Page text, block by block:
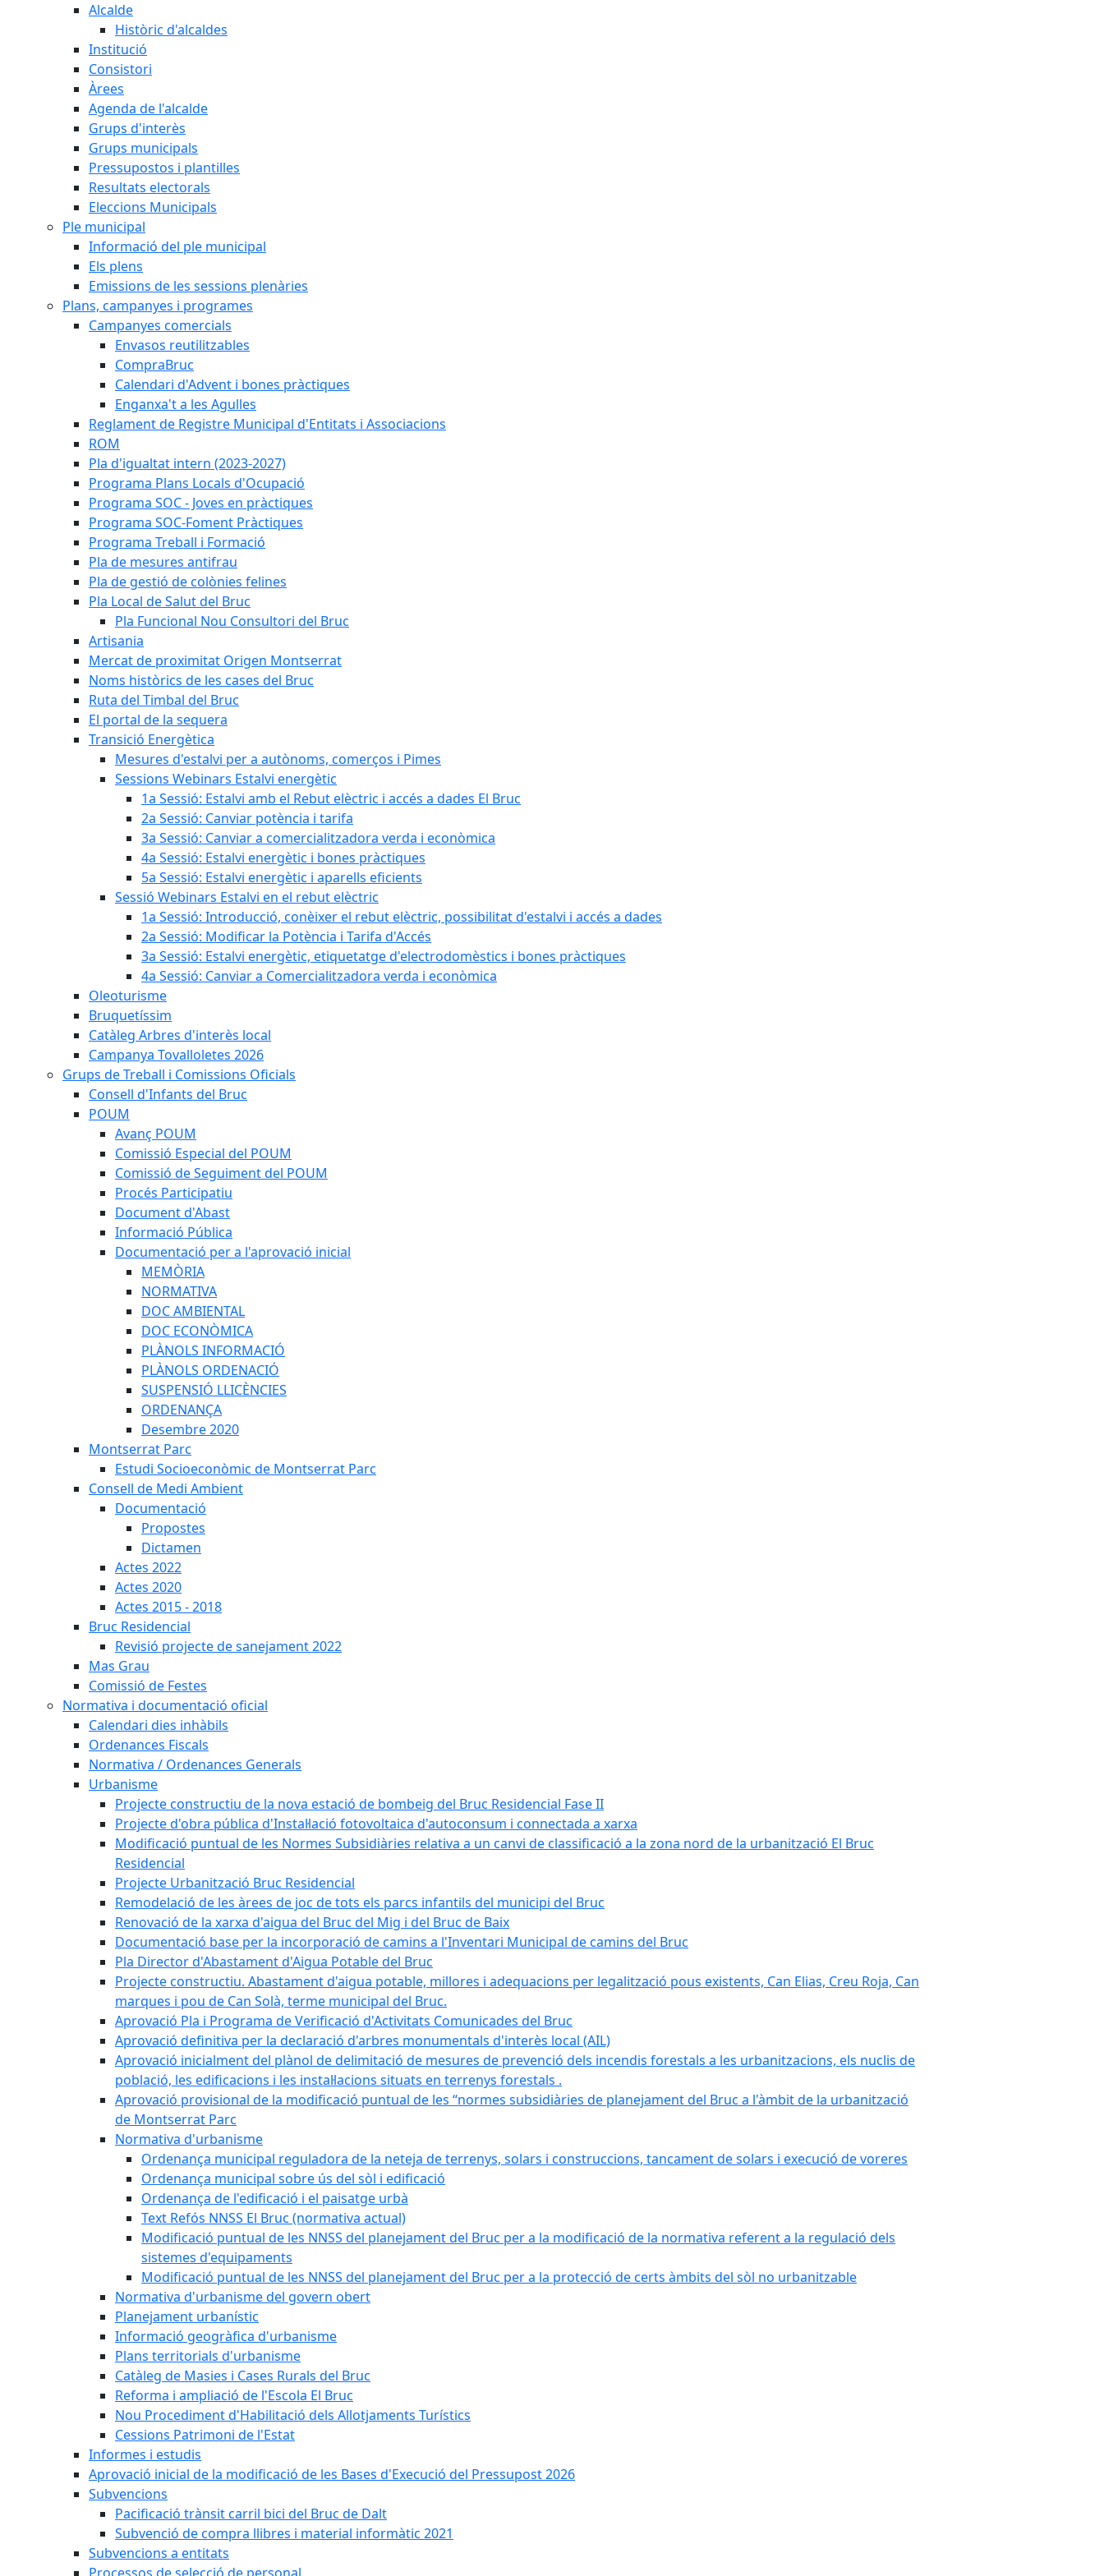
Alcalde
Històric d'alcaldes
Institució
Consistori
Àrees
Agenda de l'alcalde
Grups d'interès
Grups municipals
Pressupostos i plantilles
Resultats electorals
Eleccions Municipals
Ple municipal
Informació del ple municipal
Els plens
Emissions de les sessions plenàries
Plans, campanyes i programes
Campanyes comercials
Envasos reutilitzables
CompraBruc
Calendari d'Advent i bones pràctiques
Enganxa't a les Agulles
Reglament de Registre Municipal d'Entitats i Associacions
ROM
Pla d'igualtat intern (2023-2027)
Programa Plans Locals d'Ocupació
Programa SOC - Joves en pràctiques
Programa SOC-Foment Pràctiques
Programa Treball i Formació
Pla de mesures antifrau
Pla de gestió de colònies felines
Pla Local de Salut del Bruc
Pla Funcional Nou Consultori del Bruc
Artisania
Mercat de proximitat Origen Montserrat
Noms històrics de les cases del Bruc
Ruta del Timbal del Bruc
El portal de la sequera
Transició Energètica
Mesures d'estalvi per a autònoms, comerços i Pimes
Sessions Webinars Estalvi energètic
1a Sessió: Estalvi amb el Rebut elèctric i accés a dades El Bruc
2a Sessió: Canviar potència i tarifa
3a Sessió: Canviar a comercialitzadora verda i econòmica
4a Sessió: Estalvi energètic i bones pràctiques
5a Sessió: Estalvi energètic i aparells eficients
Sessió Webinars Estalvi en el rebut elèctric
1a Sessió: Introducció, conèixer el rebut elèctric, possibilitat d'estalvi i accés a dades
2a Sessió: Modificar la Potència i Tarifa d'Accés
3a Sessió: Estalvi energètic, etiquetatge d'electrodomèstics i bones pràctiques
4a Sessió: Canviar a Comercialitzadora verda i econòmica
Oleoturisme
Bruquetíssim
Catàleg Arbres d'interès local
Campanya Tovalloletes 2026
Grups de Treball i Comissions Oficials
Consell d'Infants del Bruc
POUM
Avanç POUM
Comissió Especial del POUM
Comissió de Seguiment del POUM
Procés Participatiu
Document d'Abast
Informació Pública
Documentació per a l'aprovació inicial
MEMÒRIA
NORMATIVA
DOC AMBIENTAL
DOC ECONÒMICA
PLÀNOLS INFORMACIÓ
PLÀNOLS ORDENACIÓ
SUSPENSIÓ LLICÈNCIES
ORDENANÇA
Desembre 2020
Montserrat Parc
Estudi Socioeconòmic de Montserrat Parc
Consell de Medi Ambient
Documentació
Propostes
Dictamen
Actes 2022
Actes 2020
Actes 2015 - 2018
Bruc Residencial
Revisió projecte de sanejament 2022
Mas Grau
Comissió de Festes
Normativa i documentació oficial
Calendari dies inhàbils
Ordenances Fiscals
Normativa / Ordenances Generals
Urbanisme
Projecte constructiu de la nova estació de bombeig del Bruc Residencial Fase II
Projecte d'obra pública d'Instal·lació fotovoltaica d'autoconsum i connectada a xarxa
Modificació puntual de les Normes Subsidiàries relativa a un canvi de classificació a la zona nord de la urbanització El Bruc
Residencial
Projecte Urbanització Bruc Residencial
Remodelació de les àrees de joc de tots els parcs infantils del municipi del Bruc
Renovació de la xarxa d'aigua del Bruc del Mig i del Bruc de Baix
Documentació base per la incorporació de camins a l'Inventari Municipal de camins del Bruc
Pla Director d'Abastament d'Aigua Potable del Bruc
Projecte constructiu. Abastament d'aigua potable, millores i adequacions per legalització pous existents, Can Elias, Creu Roja, Can
marques i pou de Can Solà, terme municipal del Bruc.
Aprovació Pla i Programa de Verificació d'Activitats Comunicades del Bruc
Aprovació definitiva per la declaració d'arbres monumentals d'interès local (AIL)
Aprovació inicialment del plànol de delimitació de mesures de prevenció dels incendis forestals a les urbanitzacions, els nuclis de
població, les edificacions i les instal·lacions situats en terrenys forestals .
Aprovació provisional de la modificació puntual de les “normes subsidiàries de planejament del Bruc a l'àmbit de la urbanització
de Montserrat Parc
Normativa d'urbanisme
Ordenança municipal reguladora de la neteja de terrenys, solars i construccions, tancament de solars i execució de voreres
Ordenança municipal sobre ús del sòl i edificació
Ordenança de l'edificació i el paisatge urbà
Text Refós NNSS El Bruc (normativa actual)
Modificació puntual de les NNSS del planejament del Bruc per a la modificació de la normativa referent a la regulació dels
sistemes d'equipaments
Modificació puntual de les NNSS del planejament del Bruc per a la protecció de certs àmbits del sòl no urbanitzable
Normativa d'urbanisme del govern obert
Planejament urbanístic
Informació geogràfica d'urbanisme
Plans territorials d'urbanisme
Catàleg de Masies i Cases Rurals del Bruc
Reforma i ampliació de l'Escola El Bruc
Nou Procediment d'Habilitació dels Allotjaments Turístics
Cessions Patrimoni de l'Estat
Informes i estudis
Aprovació inicial de la modificació de les Bases d'Execució del Pressupost 2026
Subvencions
Pacificació trànsit carril bici del Bruc de Dalt
Subvenció de compra llibres i material informàtic 2021
Subvencions a entitats